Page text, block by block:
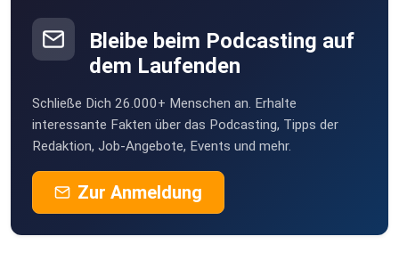
Bleibe beim Podcasting auf
dem Laufenden
Schließe Dich 26.000+ Menschen an. Erhalte
interessante Fakten über das Podcasting, Tipps der
Redaktion, Job-Angebote, Events und mehr.
Zur Anmeldung